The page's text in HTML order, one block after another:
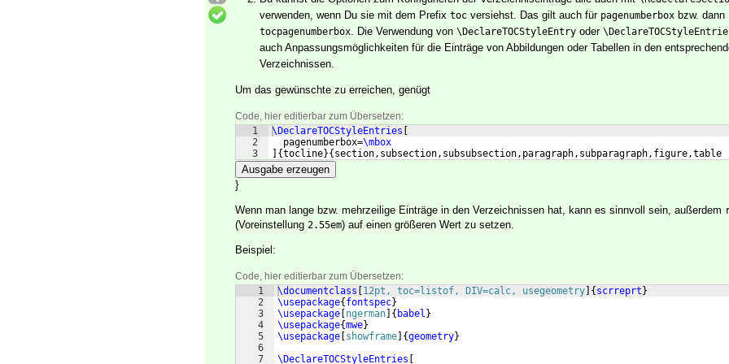
verwenden, wenn Du sie mit dem Prefix toc versiehst. Das gilt auch für pagenumberbox bzw. dann
tocpagenumberbox. Die Verwendung von \DeclareTOCStyleEntry oder
auch Anpassungsmöglichkeiten für die Einträge von Abbildungen oder Tabellen in den
Verzeichnissen.
Um das gewünschte zu erreichen, genügt
Code, hier editierbar zum Übersetzen:
1
2
3
\DeclareTOCStyleEntries
  pagenumberbox=
\mbox
{tocline}{ section,subsection,subsubsection,paragraph,subparagraph,figure,table
Ausgabe erzeugen
}
Wenn man lange bzw. mehrzeilige Einträge in den Verzeichnissen hat, kann es sinnvoll sein, außerdem
(Voreinstellung 2.55em) auf einen größeren Wert zu setzen.
Beispiel:
Code, hier editierbar zum Übersetzen:
1
2
3
4
5
6
7
\documentclass 12pt, toc=listof, DIV=calc, usegeometry { scrreprt }
\usepackage{ fontspec}
\usepackage ngerman { babel }
\usepackage{mwe}
\usepackage showframe {geometry}
\DeclareTOCStyleEntries